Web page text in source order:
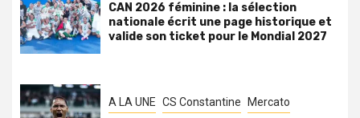
CAN 2026 féminine : la sélection
nationale écrit une page historique et
valide son ticket pour le Mondial 2027
A LA UNE CS Constantine Mercato